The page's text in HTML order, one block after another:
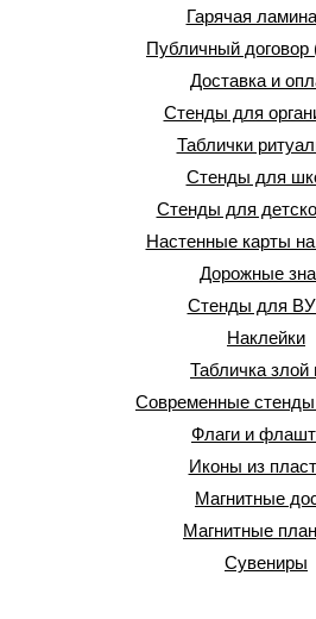
Гарячая
Публичный договор
Доставка и
Стенды для
Таблички
Стенды для
Стенды для
Настенные карты
Дорожные
Стенды для
Наклейки
Табличка злой
Современные
Флаги и
Иконы из
Магнитные
Магнитные
Сувениры